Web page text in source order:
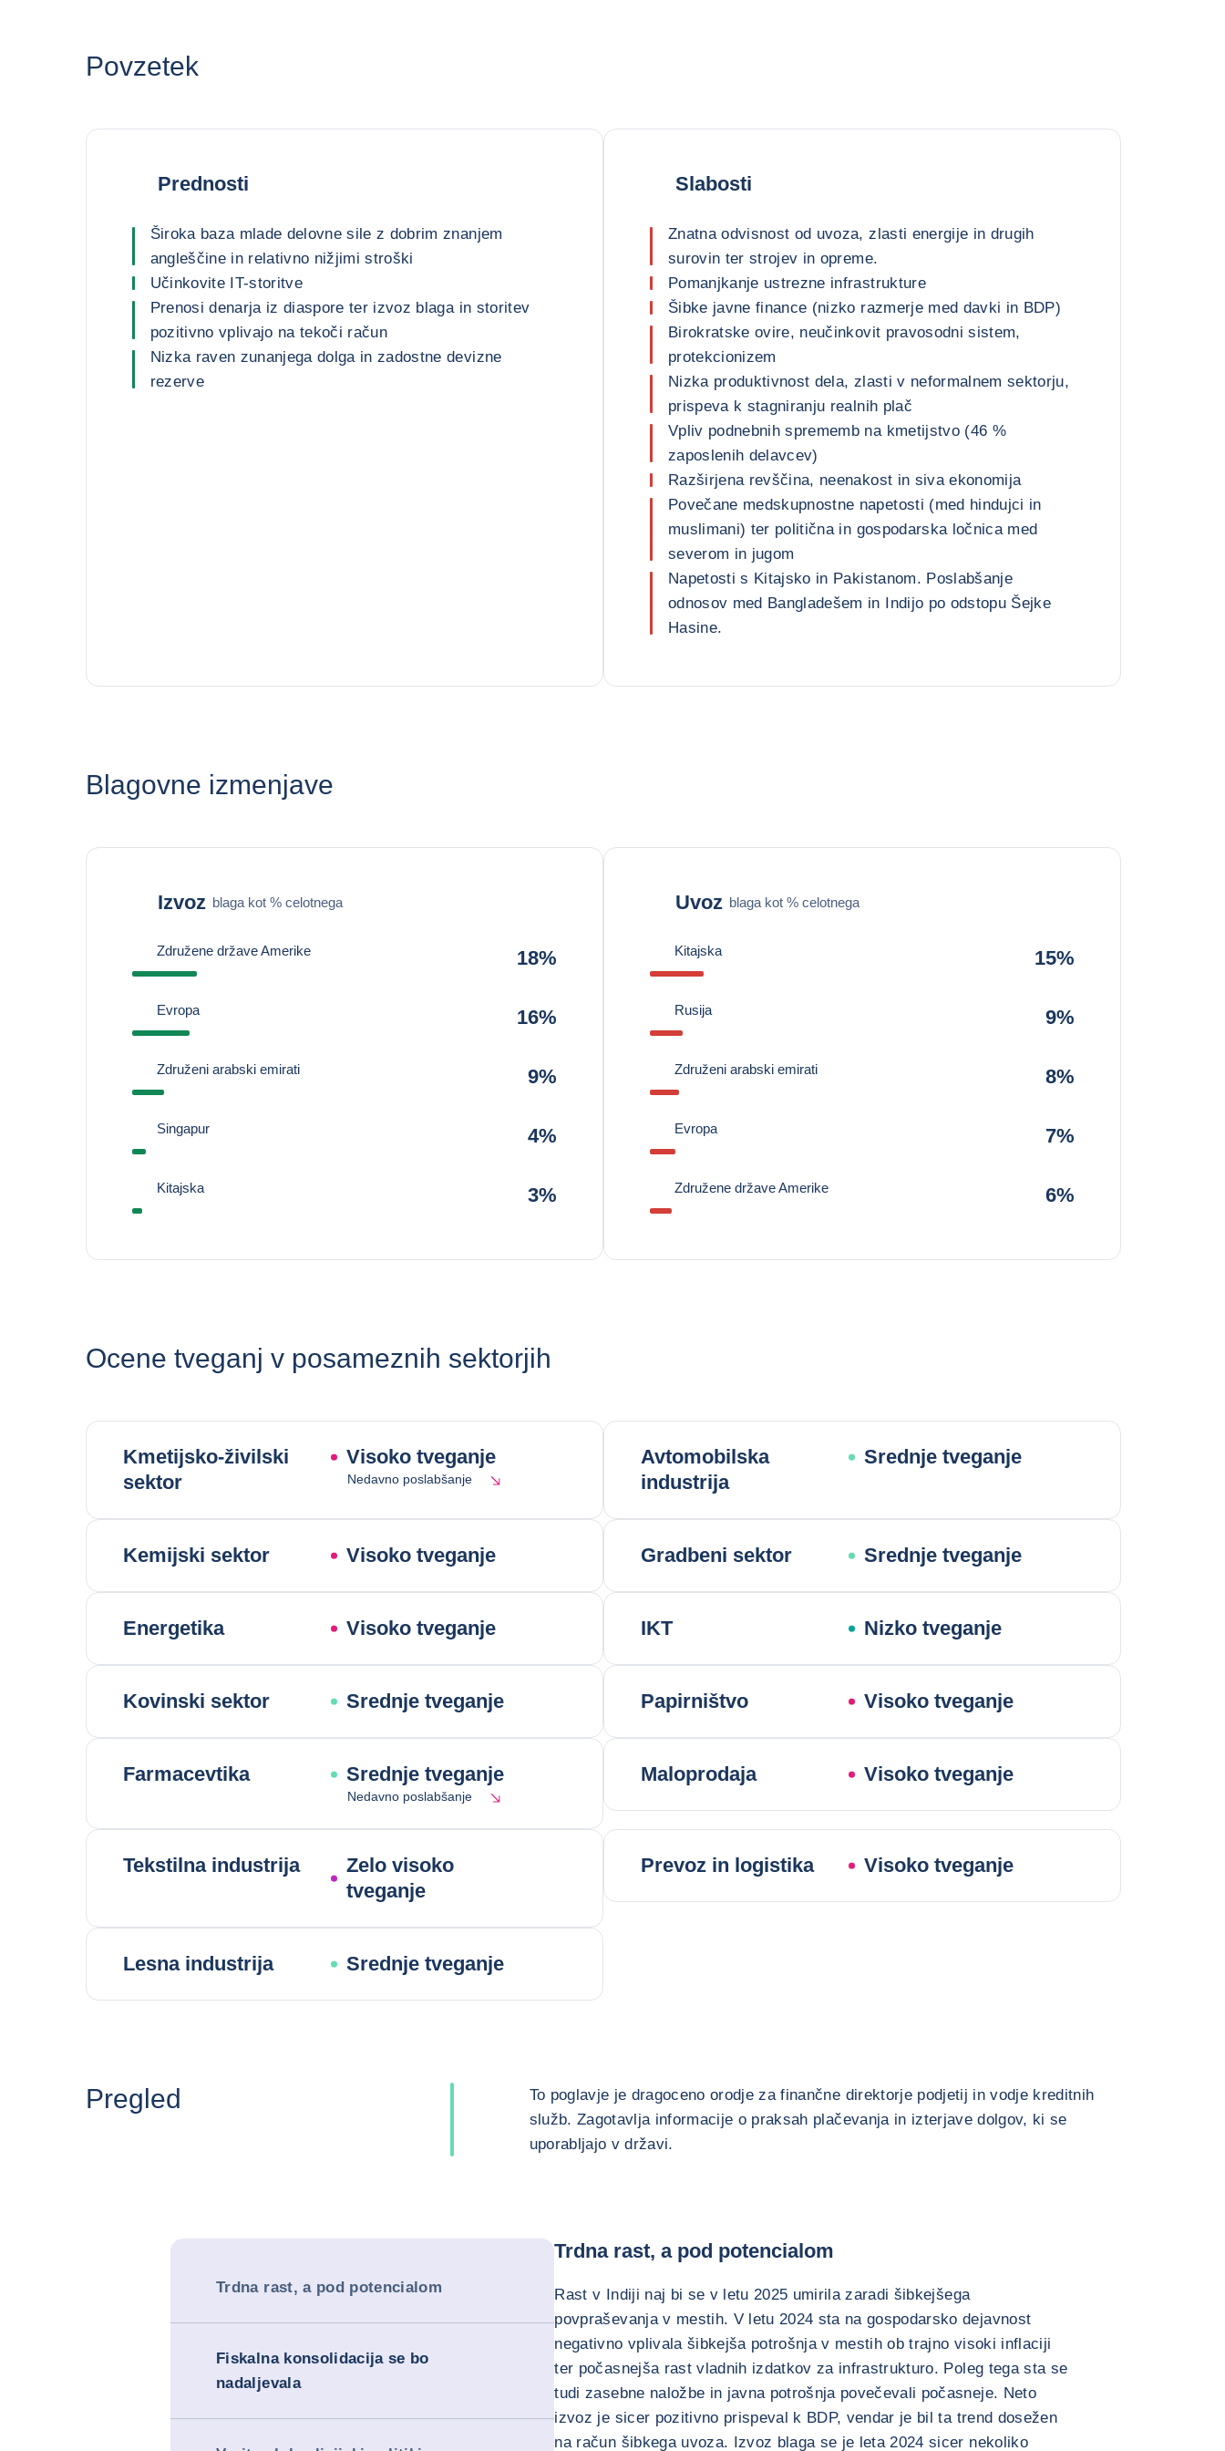
Povzetek
Prednosti
Široka baza mlade delovne sile z dobrim znanjem
angleščine in relativno nižjimi stroški
Učinkovite IT-storitve
Prenosi denarja iz diaspore ter izvoz blaga in storitev
pozitivno vplivajo na tekoči račun
Nizka raven zunanjega dolga in zadostne devizne
rezerve
Slabosti
Znatna odvisnost od uvoza, zlasti energije in drugih
surovin ter strojev in opreme.
Pomanjkanje ustrezne infrastrukture
Šibke javne finance (nizko razmerje med davki in BDP)
Birokratske ovire, neučinkovit pravosodni sistem,
protekcionizem
Nizka produktivnost dela, zlasti v neformalnem sektorju,
prispeva k stagniranju realnih plač
Vpliv podnebnih sprememb na kmetijstvo (46 %
zaposlenih delavcev)
Razširjena revščina, neenakost in siva ekonomija
Povečane medskupnostne napetosti (med hindujci in
muslimani) ter politična in gospodarska ločnica med
severom in jugom
Napetosti s Kitajsko in Pakistanom. Poslabšanje
odnosov med Bangladešem in Indijo po odstopu Šejke
Hasine.
Blagovne izmenjave
Izvoz blaga kot % celotnega
Združene države Amerike 18%
Evropa 16%
Združeni arabski emirati 9%
Singapur 4%
Kitajska 3%
Uvoz blaga kot % celotnega
Kitajska 15%
Rusija 9%
Združeni arabski emirati 8%
Evropa 7%
Združene države Amerike 6%
Ocene tveganj v posameznih sektorjih
Kmetijsko-živilski
sektor
Visoko tveganje
Nedavno poslabšanje
Avtomobilska
industrija
Srednje tveganje
Kemijski sektor Visoko tveganje Gradbeni sektor Srednje tveganje
Energetika Visoko tveganje IKT Nizko tveganje
Kovinski sektor Srednje tveganje Papirništvo Visoko tveganje
Farmacevtika Srednje tveganje
Nedavno poslabšanje
Maloprodaja Visoko tveganje
Tekstilna industrija
Zelo visoko
tveganje
Prevoz in logistika Visoko tveganje
Lesna industrija Srednje tveganje
Pregled
To poglavje je dragoceno orodje za finančne direktorje podjetij in vodje kreditnih
služb. Zagotavlja informacije o praksah plačevanja in izterjave dolgov, ki se
uporabljajo v državi.
Trdna rast, a pod potencialom
Fiskalna konsolidacija se bo
nadaljevala
Trdna rast, a pod potencialom
Rast v Indiji naj bi se v letu 2025 umirila zaradi šibkejšega
povpraševanja v mestih. V letu 2024 sta na gospodarsko dejavnost
negativno vplivala šibkejša potrošnja v mestih ob trajno visoki inflaciji
ter počasnejša rast vladnih izdatkov za infrastrukturo. Poleg tega sta se
tudi zasebne naložbe in javna potrošnja povečevali počasneje. Neto
izvoz je sicer pozitivno prispeval k BDP, vendar je bil ta trend dosežen
na račun šibkega uvoza. Izvoz blaga se je leta 2024 sicer nekoliko